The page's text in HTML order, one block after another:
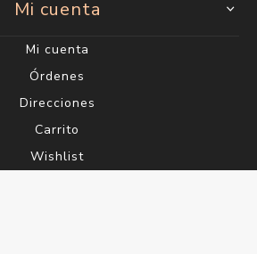
Mi cuenta
Mi cuenta
Órdenes
Direcciones
Carrito
Wishlist